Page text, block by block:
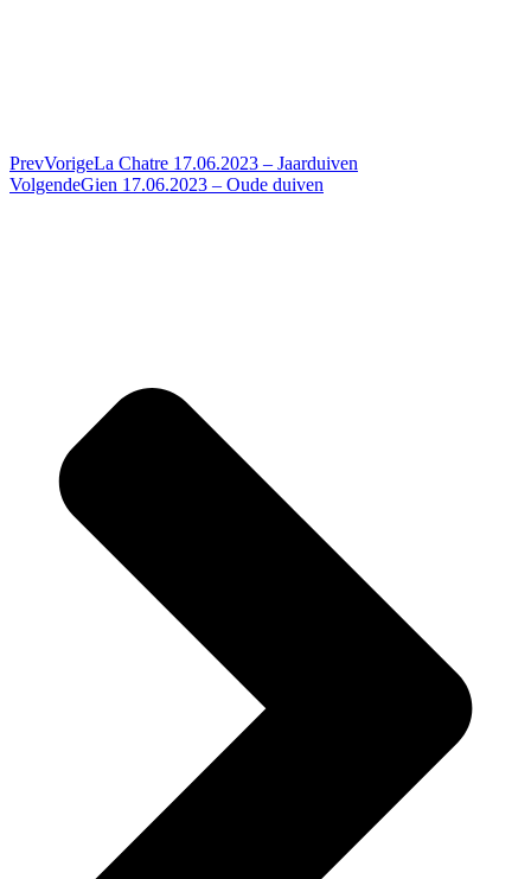
PrevVorigeLa Chatre 17.06.2023 – Jaarduiven
VolgendeGien 17.06.2023 – Oude duiven